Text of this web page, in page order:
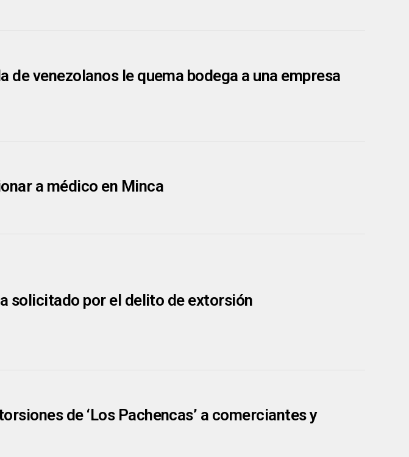
de venezolanos le quema bodega a una empresa
a médico en Minca
solicitado por el delito de extorsión
de ‘Los Pachencas’ a comerciantes y